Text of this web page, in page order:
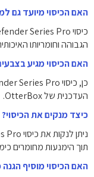
האם הכיסוי מיועד גם
הגבוהה וחומריותו
האם הכיסוי מגיע
העדכנית של OtterBox.
כיצד מנקים את הכיסוי?
תוך הימנעות מחומרים
האם הכיסוי מוסיף